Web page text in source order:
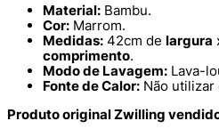
Material: Bambu.
Cor: Marrom.
Medidas: 42cm de largura
comprimento.
Modo de Lavagem: Lava-
Fonte de Calor: Não
Produto original Zwilling